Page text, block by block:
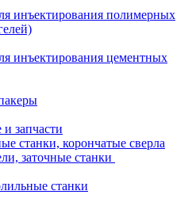
инъектирования полимерных
инъектирования цементных
запчасти
станки, корончатые сверла
заточные станки
станки